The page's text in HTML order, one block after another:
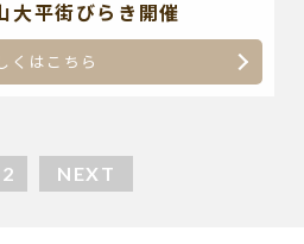
平街びらき開催
くはこちら
2 NEXT